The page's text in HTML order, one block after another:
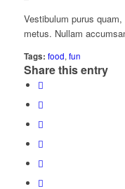
Vestibulum purus
metus. Nullam
Tags: food, fun
Share this entry